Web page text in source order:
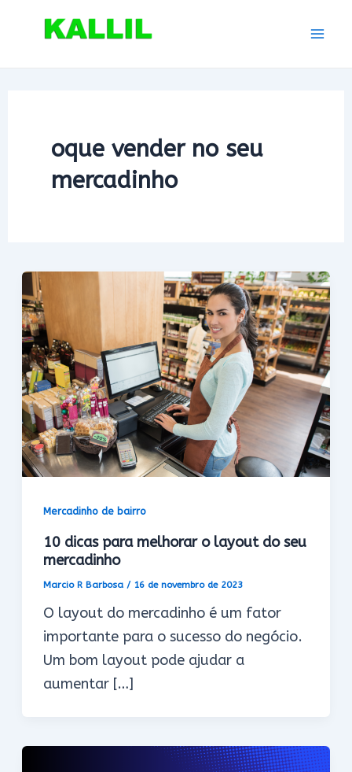
oque vender no seu
mercadinho
Mercadinho de bairro
10 dicas para melhorar o layout do seu
mercadinho
Marcio R Barbosa/ 16 de novembro de 2023
O layout do mercadinho é um fator
importante para o sucesso do negócio.
Um bom layout pode ajudar a
aumentar […]